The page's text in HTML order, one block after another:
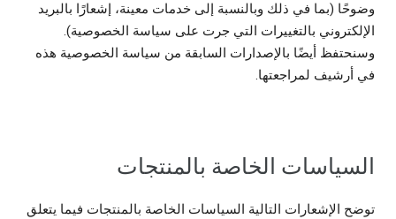
وضوحًا (بما في ذلك وبالنسبة إلى خدمات معينة، إشعارًا بالبريد
الإلكتروني بالتغييرات التي جرت على سياسة الخصوصية).
وسنحتفظ أيضًا بالإصدارات السابقة من سياسة الخصوصية هذه
في أرشيف لمراجعتها.
السياسات الخاصة بالمنتجات
توضح الإشعارات التالية السياسات الخاصة بالمنتجات فيما يتعلق